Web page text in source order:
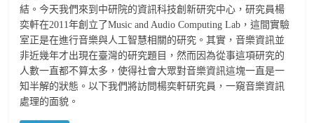
結。今天我們來到中研院的資訊科技創新研究中心，研究員楊
奕軒在2011年創立了Music and Audio Computing Lab，這間實驗
室正是在進行音樂與人工智慧相關的研究。其實，音樂資訊並
非近幾年才出現在臺灣的研究題目，然而因為從事這項研究的
人數一直都不算太多，使得社會大眾對音樂資訊這塊一直是一
知半解的狀態。以下我們將訪問楊奕軒研究員，一窺音樂資訊
處理的面貌。